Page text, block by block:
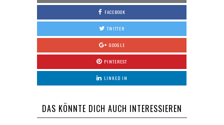
FACEBOOK
TWITTER
GOOGLE
PINTEREST
LINKED IN
DAS KÖNNTE DICH AUCH INTERESSIEREN